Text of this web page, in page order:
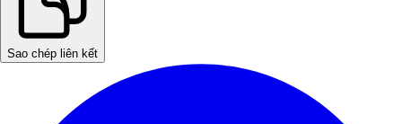
Sao chép liên kết